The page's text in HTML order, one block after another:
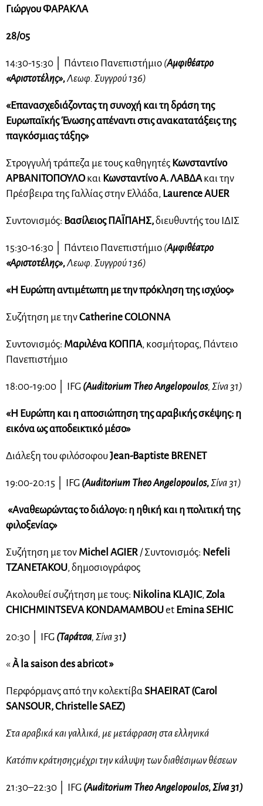
Γιώργου ΦΑΡΑΚΛΑ
28/05
14:30-15:30 │ Πάντειο Πανεπιστήμιο (Αμφιθέατρο
«Αριστοτέλης»,Λεωφ. Συγγρού 136)
«Επανασχεδιάζοντας τη συνοχή και τη δράση της
Ευρωπαϊκής Ένωσης απέναντι στις ανακατατάξεις της
παγκόσμιας τάξης»
Στρογγυλή τράπεζα με τους καθηγητές Κωνσταντίνο
ΑΡΒΑΝΙΤΟΠΟΥΛΟκαι Κωνσταντίνο Α. ΛΑΒΔΑκαι την
Πρέσβειρα της Γαλλίας στην Ελλάδα, Laurence AUER
Συντονισμός: Βασίλειος ΠΑΪΠΑΗΣ,διευθυντής του ΙΔΙΣ
15:30-16:30 │ Πάντειο Πανεπιστήμιο (Αμφιθέατρο
«Αριστοτέλης»,Λεωφ. Συγγρού 136)
«Η Ευρώπη αντιμέτωπη με την πρόκληση της ισχύος»
Συζήτηση με τηνCatherine COLONNA
Συντονισμός: Μαριλένα ΚΟΠΠΑ, κοσμήτορας, Πάντειο
Πανεπιστήμιο
18:00-19:00 IFG (Auditorium Theo Angelopoulos, Σίνα 31)
«Η Ευρώπη και η αποσιώπηση της αραβικής σκέψης: η
εικόνα ως αποδεικτικό μέσο»
Διάλεξη του φιλόσοφουJean-Baptiste BRENET
19:00-20:15 IFG (Auditorium Theo Angelopoulos,Σίνα 31)
«Αναθεωρώντας το διάλογο: η ηθική και η πολιτική της
φιλοξενίας»
Συζήτηση με τον Michel AGIER / Συντονισμός: Nefeli
TZANETAKOU, δημοσιογράφος
Ακολουθεί συζήτηση με τους: Nikolina KLAJIC,Zola
CHICHMINTSEVA KONDAMAMBOUet Emina SEHIC
20:30 IFG (Ταράτσα, Σίνα 31)
«À la saison des abricot »
Περφόρμανς από την κολεκτίβαSHAEIRAT (Carol
SANSOUR, Christelle SAEZ)
Στα αραβικά και γαλλικά, με μετάφραση στα ελληνικά
Κατόπιν κράτησηςμέχρι την κάλυψη των διαθέσιμων θέσεων
21:30–22:30 IFG (Auditorium Theo Angelopoulos, Σίνα 31)